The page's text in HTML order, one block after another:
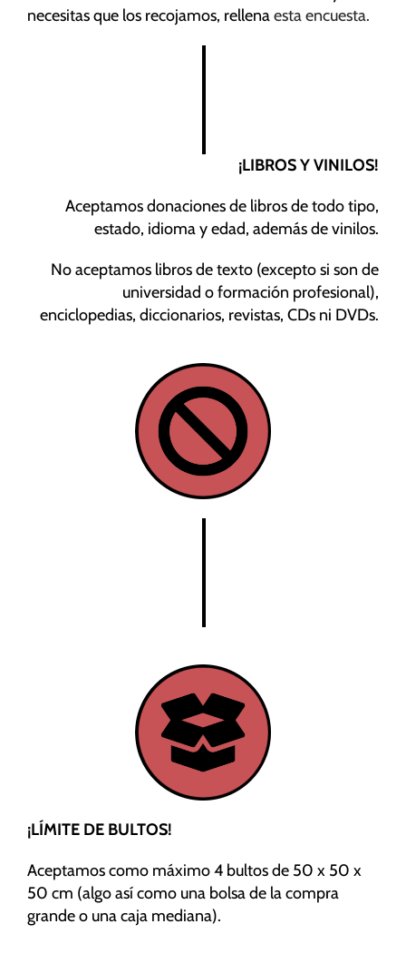
necesitas que los recojamos, rellenaesta encuesta.
¡LIBROS Y VINILOS!
Aceptamos donaciones de libros de todo tipo,
estado, idioma y edad, además de vinilos.
No aceptamos libros de texto (excepto si son de
universidad o formación profesional),
enciclopedias, diccionarios, revistas, CDs ni DVDs.
¡LÍMITE DE BULTOS!
Aceptamos como máximo 4 bultos de 50 x 50 x
50 cm (algo así como una bolsa de la compra
grande o una caja mediana).